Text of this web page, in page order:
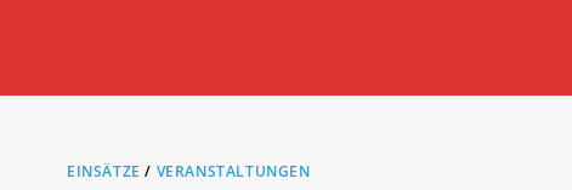
EINSÄTZE / VERANSTALTUNGEN